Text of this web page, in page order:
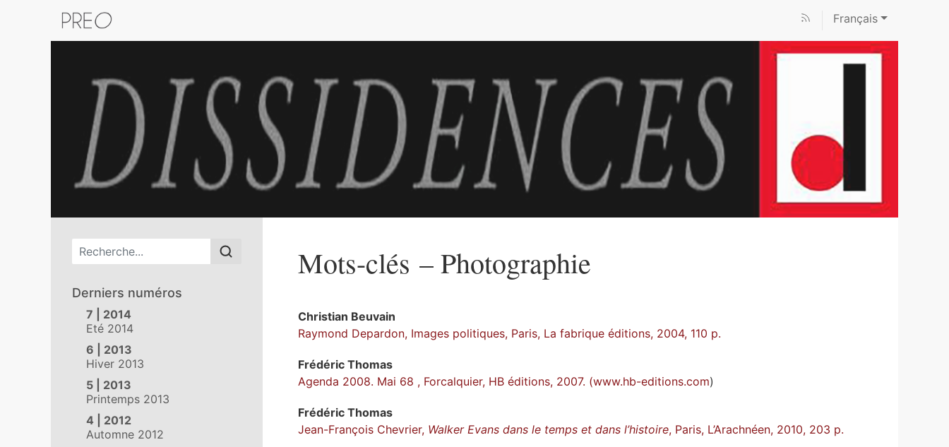
Français
Menu principal
Derniers numéros
7 | 2014
Eté 2014
6 | 2013
Hiver 2013
5 | 2013
Printemps 2013
4 | 2012
Automne 2012
Mots-clés – Photographie
Christian Beuvain
Raymond Depardon, Images politiques, Paris, La fabrique éditions, 2004, 110 p.
Frédéric Thomas
Agenda 2008. Mai 68 , Forcalquier, HB éditions, 2007. (www.hb-editions.com)
Frédéric Thomas
Jean-François Chevrier, Walker Evans dans le temps et dans l’histoire, Paris, L’Arachnéen, 2010, 203 p.